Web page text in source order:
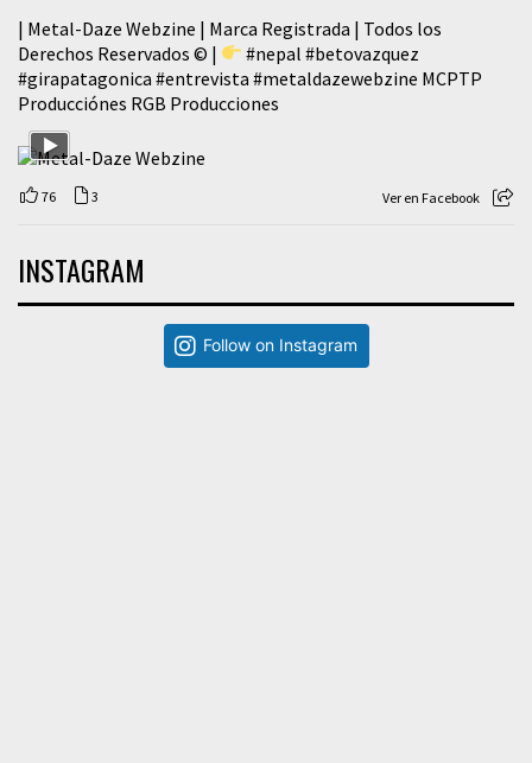
| Metal-Daze Webzine | Marca Registrada | Todos los
Derechos Reservados © |
#nepal #betovazquez
#girapatagonica #entrevista #metaldazewebzine MCPTP
Producciónes RGB Producciones
76 3 Ver en Facebook
INSTAGRAM
Follow on Instagram